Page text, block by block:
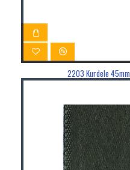
2203 Kurdele 45mm